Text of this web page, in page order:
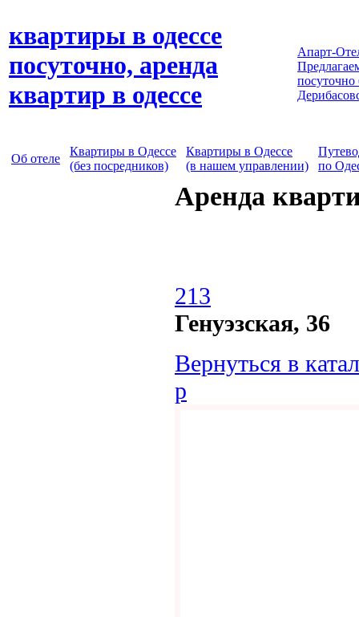
квартиры в одессе
посуточно, аренда
квартир в одессе
Апарт-
посуточно
Об отеле
Квартиры в Одессе
(без посредников)
Квартиры в Одессе
(в нашем управлении)
по
Аренда
213
Генуэзская, 36
Вернуться в
p